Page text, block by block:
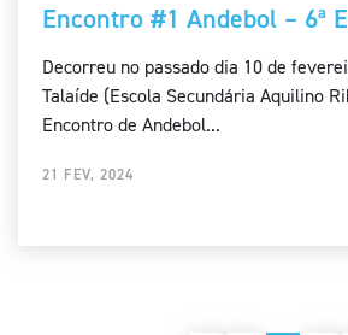
Encontro #1 Andebol – 6ª
Decorreu no passado dia 10 de
Talaíde (Escola Secundária Aquilino
Encontro de Andebol...
21 FEV, 2024